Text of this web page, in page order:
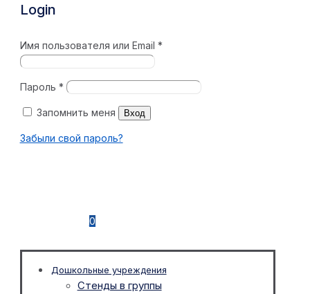
Login
Имя пользователя или Email *
Пароль *
Запомнить меня Вход
Забыли свой пароль?
0
Дошкольные учреждения
Стенды в группы